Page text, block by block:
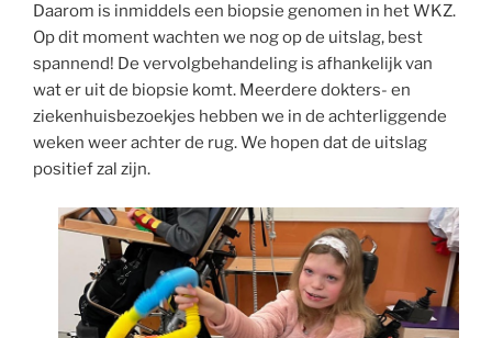
Daarom is inmiddels een biopsie genomen in het WKZ.
Op dit moment wachten we nog op de uitslag, best
spannend! De vervolgbehandeling is afhankelijk van
wat er uit de biopsie komt. Meerdere dokters- en
ziekenhuisbezoekjes hebben we in de achterliggende
weken weer achter de rug. We hopen dat de uitslag
positief zal zijn.